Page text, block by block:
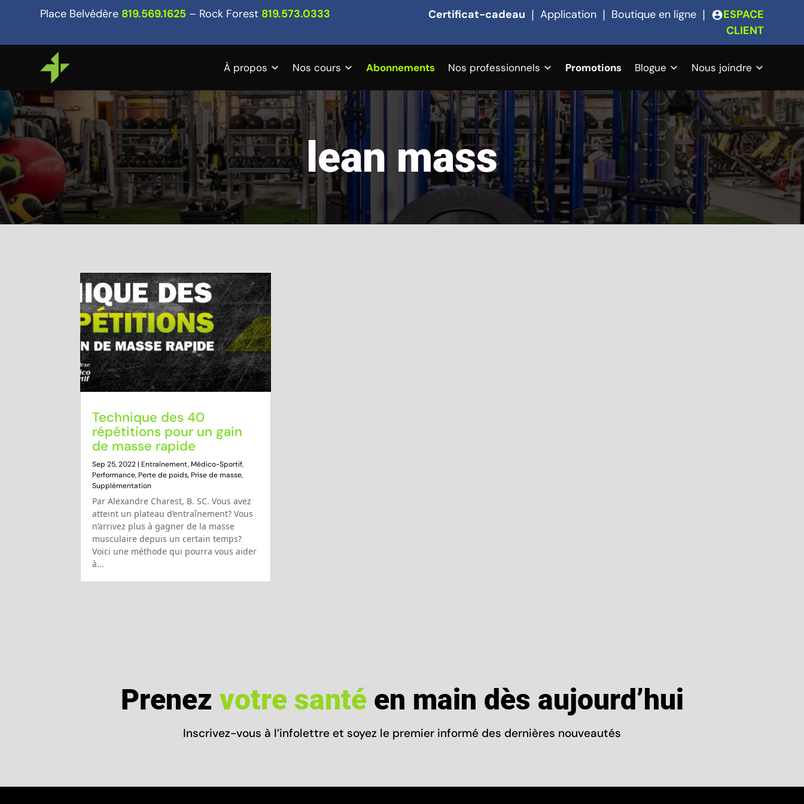
Place Belvédère 819.569.1625 – Rock Forest 819.573.0333 Certificat-cadeau ❘ Application❘ Boutique en ligne❘
ESPACE
CLIENT
À propos Nos cours Abonnements Nos professionnels Promotions Blogue Nous joindre
lean mass
Technique des 40
répétitions pour un gain
de masse rapide
Sep 25, 2022|Entraînement,Médico-Sportif,
Performance,Perte de poids,Prise de masse,
Supplémentation
Par Alexandre Charest, B. SC. Vous avez
atteint un plateau d’entraînement? Vous
n’arrivez plus à gagner de la masse
musculaire depuis un certain temps?
Voici une méthode qui pourra vous aider
à...
Prenez votre santé en main dès aujourd’hui
Inscrivez-vous à l’infolettre et soyez le premier informé des dernières nouveautés